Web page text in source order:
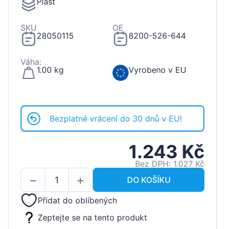
SKU
28050115
OE
8200-526-644
Váha:
1.00 kg
Vyrobeno v EU
Bezplatné vrácení do 30 dnů v EU!
1.243 Kč
Bez DPH: 1.027 Kč
DO KOŠÍKU
Přidat do oblíbených
Zeptejte se na tento produkt